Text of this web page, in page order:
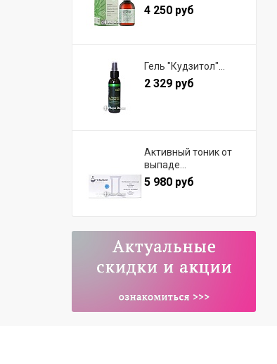
4 250 руб
Гель "Кудзитол"...
2 329 руб
Активный тоник от
выпаде...
5 980 руб